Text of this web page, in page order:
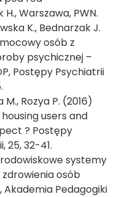
H., Warszawa, PWN.
K., Bednarzak J.
osób z
psychicznej –
Postępy Psychiatrii
Rozya P. (2016)
users and
? Postępy
25, 32-41.
systemy
osób
Pedagogiki